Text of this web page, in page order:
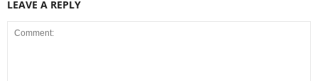
LEAVE A REPLY